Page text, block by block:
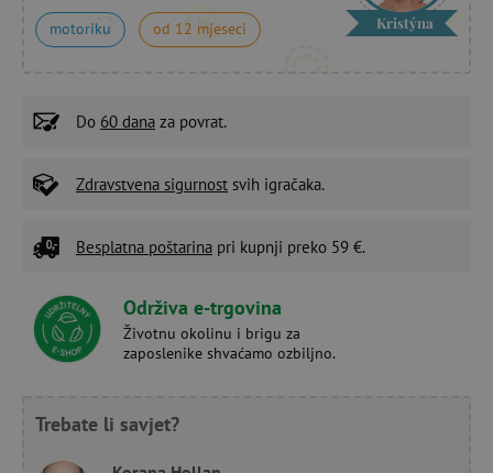
motoriku od 12 mjeseci Kristýna
Do 60 dana za povrat.
Zdravstvena sigurnost svih igračaka.
Besplatna poštarina pri kupnji preko 59 €.
Održiva e-trgovina
Životnu okolinu i brigu za
zaposlenike shvaćamo ozbiljno.
Trebate li savjet?